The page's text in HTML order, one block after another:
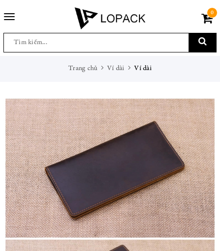
Toggle
0
Trang chủ Ví dài Ví dài